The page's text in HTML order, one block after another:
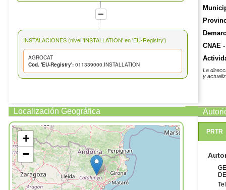
INSTALACIONES (nivel 'INSTALLATION' en 'EU-Registry')
AGROCAT
Cod. 'EU-Registry': 011339000.INSTALLATION
Localización Geográfica
+
−
CNAE
La
y
PRTR